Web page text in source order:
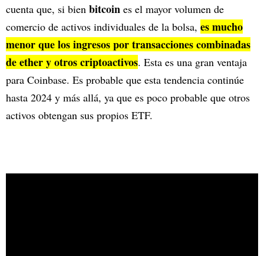
cuenta que, si bien bitcoin es el mayor volumen de
comercio de activos individuales de la bolsa, es mucho
menor que los ingresos por transacciones combinadas
de ether y otros criptoactivos. Esta es una gran ventaja
para Coinbase. Es probable que esta tendencia continúe
hasta 2024 y más allá, ya que es poco probable que otros
activos obtengan sus propios ETF.